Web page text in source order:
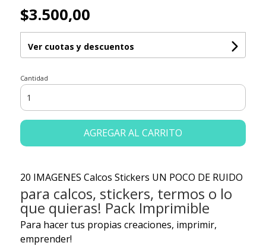
$3.500,00
Ver cuotas y descuentos
Cantidad
AGREGAR AL CARRITO
20 IMAGENES Calcos Stickers UN POCO DE RUIDO
para calcos, stickers, termos o lo
que quieras! Pack Imprimible
Para hacer tus propias creaciones, imprimir,
emprender!